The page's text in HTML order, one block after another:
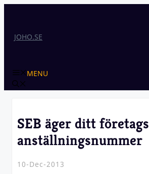
JOHO.SE
MENU
SEB äger ditt företags
anställningsnummer
10-Dec-2013